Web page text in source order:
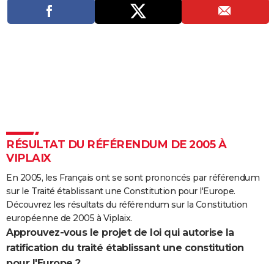
Destinations
Voyage nature
Voyage de noces
Dictionnaire
Biographies
Citations
Expressions
Proverbes
PROGRAMME TV
COPAINS D'AVANT
S'inscrire
Se connecter
Lycées
Collèges
Primaires
Universités
Entreprises
Service militaire
Avis de recherche
AVIS DE DÉCÈS
FORUM
Bricolage
Lifestyle
Culture
Sport
Auto
Television
Voyage
Cinema
RÉSULTAT DU RÉFÉRENDUM DE 2005 À
VIPLAIX
En 2005, les Français ont se sont prononcés par référendum
sur le Traité établissant une Constitution pour l'Europe.
Découvrez les résultats du référendum sur la Constitution
européenne de 2005 à Viplaix.
Approuvez-vous le projet de loi qui autorise la
ratification du traité établissant une constitution